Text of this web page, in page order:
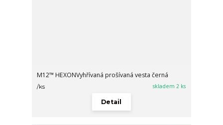
M12™ HEXONVyhřívaná prošívaná vesta černá
/ks skladem 2 ks
Detail